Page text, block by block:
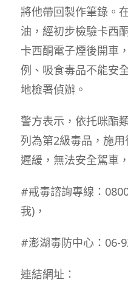
將他帶回製作筆錄。
油，經初步檢驗卡西
卡西酮電子煙後開車
例、吸食毒品不能安
地檢署偵辦。
警方表示，依托咪酯
列為第2級毒品，施
遲緩，無法安全駕車
#戒毒諮詢專線：
我)，
#澎湖毒防中心：06-
連結網址：